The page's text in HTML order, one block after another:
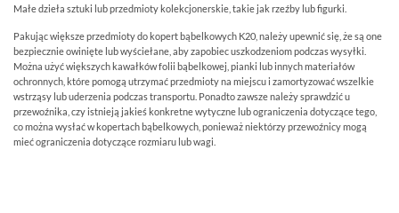
Małe dzieła sztuki lub przedmioty kolekcjonerskie, takie jak rzeźby lub figurki.
Pakując większe przedmioty do kopert bąbelkowych K20, należy upewnić się, że są one
bezpiecznie owinięte lub wyściełane, aby zapobiec uszkodzeniom podczas wysyłki.
Można użyć większych kawałków folii bąbelkowej, pianki lub innych materiałów
ochronnych, które pomogą utrzymać przedmioty na miejscu i zamortyzować wszelkie
wstrząsy lub uderzenia podczas transportu. Ponadto zawsze należy sprawdzić u
przewoźnika, czy istnieją jakieś konkretne wytyczne lub ograniczenia dotyczące tego,
co można wysłać w kopertach bąbelkowych, ponieważ niektórzy przewoźnicy mogą
mieć ograniczenia dotyczące rozmiaru lub wagi.